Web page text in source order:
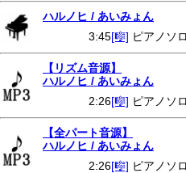
ハルノヒ / あいみょん
3:45[🎼] ピアノ
【リズム音源】
ハルノヒ / あいみょん
2:26[🎼] ピアノ
【全パート音源】
ハルノヒ / あいみょん
2:26[🎼] ピアノ